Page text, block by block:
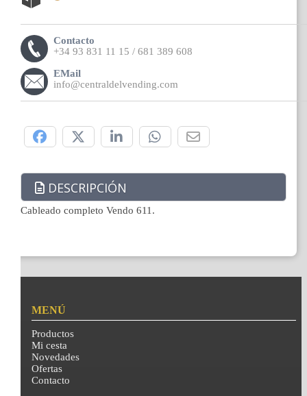
Contacto
+34 93 831 11 15 / 681 389 608
EMail
info@centraldelvending.com
DESCRIPCIÓN
Cableado completo Vendo 611.
MENÚ
Productos
Mi cesta
Novedades
Ofertas
Contacto